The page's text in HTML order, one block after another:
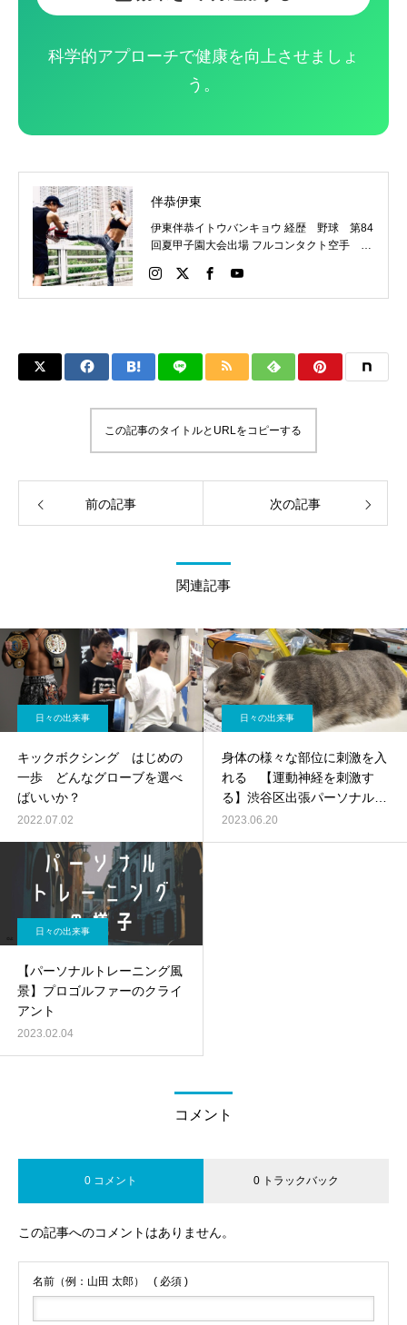
科学的アプローチで健康を向上させましょ
う。
伴恭伊東
伊東伴恭イトウバンキョウ 経歴 野球 第84
回夏甲子園大会出場 フルコンタクト空手 日
パーライト級新人王 FOKウェルター級王者
WMCライト級日本王者 トレーニング依頼は
この記事のタイトルとURLをコピーする
前の記事 次の記事
関連記事
日々の出来事
キックボクシング はじめの
一歩 どんなグローブを選べ
ばいいか？
2022.07.02
日々の出来事
身体の様々な部位に刺激を入
れる 【運動神経を刺激す
る】渋谷区出張パーソナルト
レーニング
2023.06.20
日々の出来事
【パーソナルトレーニング風
景】プロゴルファーのクライ
アント
2023.02.04
コメント
0 コメント 0 トラックバック
この記事へのコメントはありません。
名前（例：山田 太郎） ( 必須 )